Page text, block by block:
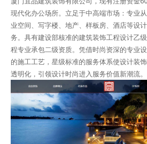
现代化办公场所。立足于中高端市场：专业
业空间、写字楼、地产、样板房、酒店等设
务。具有建设部核准的建筑装饰工程设计乙
程专业承包二级资质。凭借时尚资深的专业
的施工工艺，星级标准的服务体系使设计装
透明化，引领设计时尚进入服务价值新潮流。